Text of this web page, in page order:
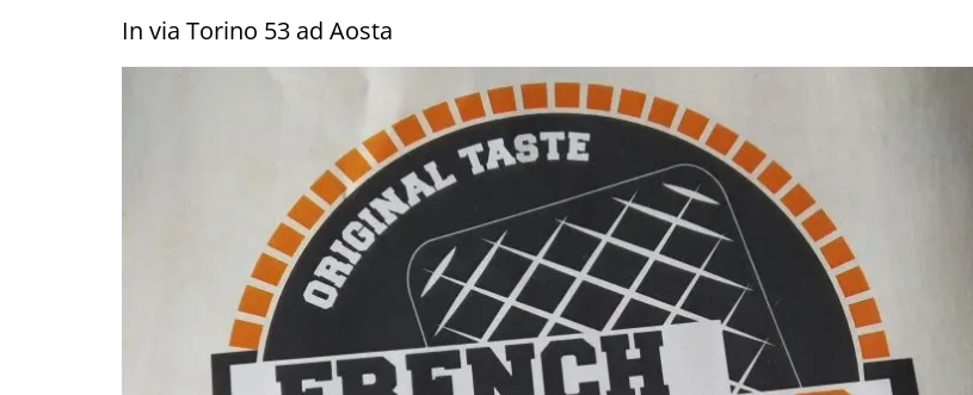
In via Torino 53 ad Aosta